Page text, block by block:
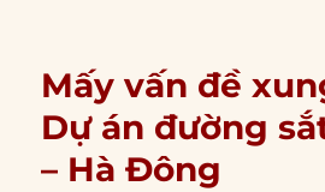
Mấy vấn đề
Dự án đường
– Hà Đông